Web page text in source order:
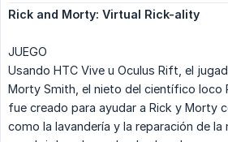
Rick and Morty: Virtual Rick-ality
JUEGO
Usando HTC Vive u Oculus Rift, el
Morty Smith, el nieto del científico loco
fue creado para ayudar a Rick y Morty
como la lavandería y la reparación de la